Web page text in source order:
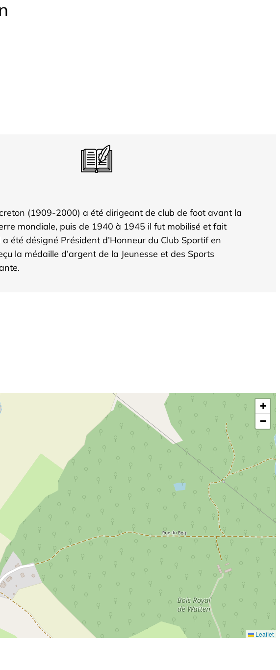
(1909-2000) a été dirigeant de club de foot avant la
mondiale, puis de 1940 à 1945 il fut mobilisé et fait
été désigné Président d’Honneur du Club Sportif en
la médaille d’argent de la Jeunesse et des Sports
+
−
Leaflet